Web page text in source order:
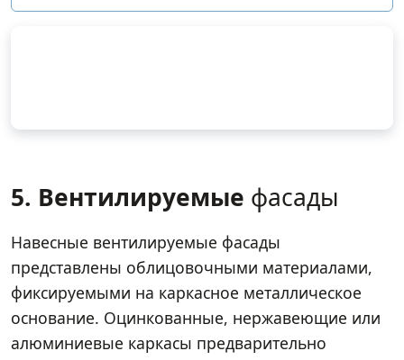
5. Вентилируемые фасады
Навесные вентилируемые фасады
представлены облицовочными материалами,
фиксируемыми на каркасное металлическое
основание. Оцинкованные, нержавеющие или
алюминиевые каркасы предварительно